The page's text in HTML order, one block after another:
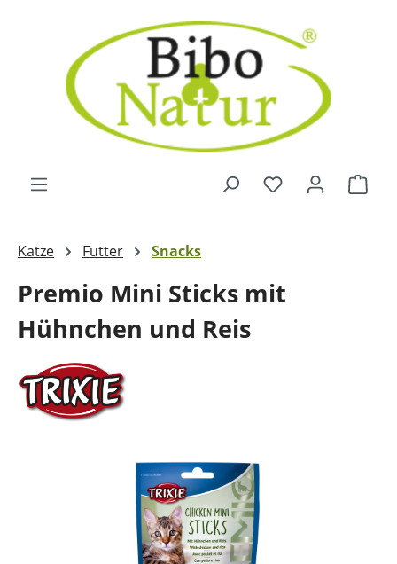
Zum Hauptinhalt springen
Katze Futter Snacks
Premio Mini Sticks mit
Hühnchen und Reis
Bildergalerie überspringen